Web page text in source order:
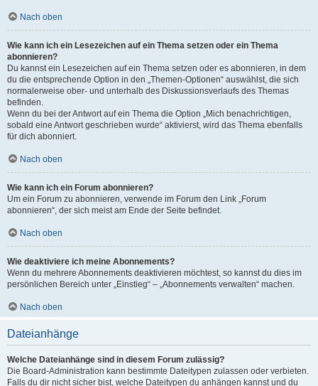
Nach oben
Wie kann ich ein Lesezeichen auf ein Thema setzen oder ein Thema
abonnieren?
Du kannst ein Lesezeichen auf ein Thema setzen oder es abonnieren, in dem
du die entsprechende Option in den „Themen-Optionen“ auswählst, die sich
normalerweise ober- und unterhalb des Diskussionsverlaufs des Themas
befinden.
Wenn du bei der Antwort auf ein Thema die Option „Mich benachrichtigen,
sobald eine Antwort geschrieben wurde“ aktivierst, wird das Thema ebenfalls
für dich abonniert.
Nach oben
Wie kann ich ein Forum abonnieren?
Um ein Forum zu abonnieren, verwende im Forum den Link „Forum
abonnieren“, der sich meist am Ende der Seite befindet.
Nach oben
Wie deaktiviere ich meine Abonnements?
Wenn du mehrere Abonnements deaktivieren möchtest, so kannst du dies im
persönlichen Bereich unter „Einstieg“ – „Abonnements verwalten“ machen.
Nach oben
Dateianhänge
Welche Dateianhänge sind in diesem Forum zulässig?
Die Board-Administration kann bestimmte Dateitypen zulassen oder verbieten.
Falls du dir nicht sicher bist, welche Dateitypen du anhängen kannst und du